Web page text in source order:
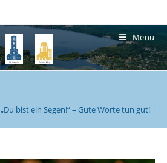
Menü
„Du bist ein Segen!“ – Gute Worte tun gut! |